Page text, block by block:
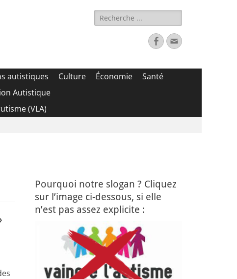
Rechercher :
FacebookAdresse
de
autistiques Culture Économie
Santé
Autistique
(VLA)
Pourquoi notre slogan ? Cliquez
sur l’image ci-dessous, si elle
n’est pas assez explicite :